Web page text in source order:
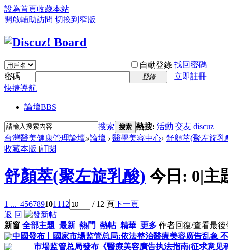
設為首頁收藏本站
開啟輔助訪問 切換到窄版
自動登錄 找回密碼
密碼
登錄
立即註冊
快捷導航
論壇BBS
搜索 搜索 熱搜: 活動 交友 discuz
台灣醫美健康管理論壇»論壇 › 醫學美容中心› 舒顏萃(聚左旋乳
收藏本版 |訂閱
舒顏萃(聚左旋乳酸) 今日: 0|主
1 ... 4567891011 12 / 12 頁下一頁
返 回
新窗 全部主題 最新 熱門 熱帖 精華 更多 作者回復/查看最後
中國發布丨國家市場监管总局:依法整治醫療美容廣告乱象
市場监管总局發布《醫療美容廣告执法指南(征求意见